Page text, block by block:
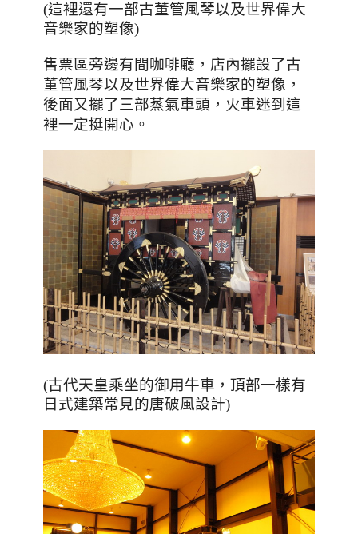
(這裡還有一部古董管風琴以及世界偉大
音樂家的塑像)
售票區旁邊有間咖啡廳，店內擺設了古
董管風琴以及世界偉大音樂家的塑像，
後面又擺了三部蒸氣車頭，火車迷到這
裡一定挺開心。
(古代天皇乘坐的御用牛車 ， 頂部一樣有
日式建築常見的唐破風設計)